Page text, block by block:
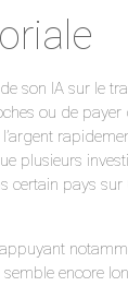
son IA sur le
ou de
plusieurs
certain pays sur
encore